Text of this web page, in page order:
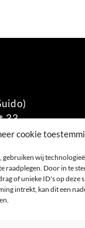
cookie
gebruiken wij
raadplegen. Door in te
of unieke ID's op deze
intrekt, kan dit een
33